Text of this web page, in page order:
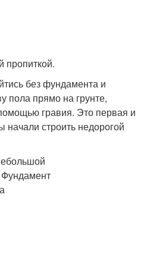
пропиткой.
без фундамента и
пола прямо на грунте,
гравия. Это первая и
строить недорогой